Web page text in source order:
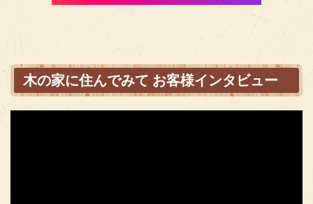
木の家に住んでみて お客様インタビュー